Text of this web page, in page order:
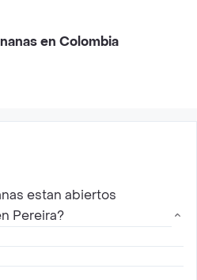
en Colombia
estan abiertos
Pereira?